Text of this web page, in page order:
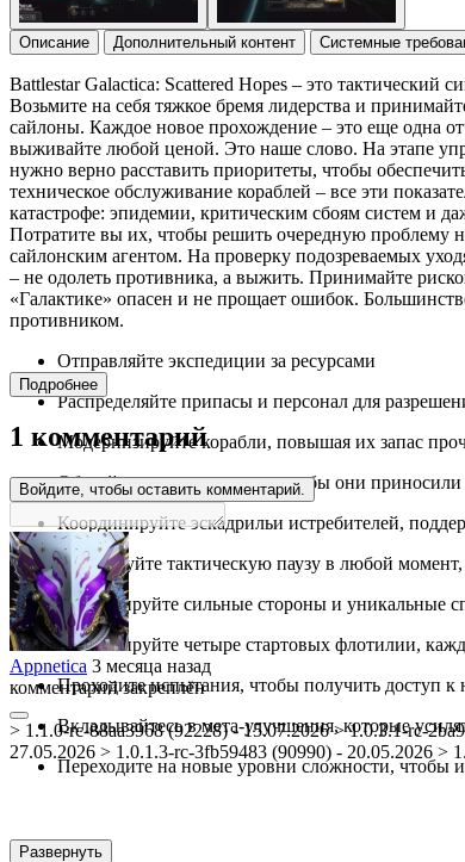
Описание Дополнительный контент Системные
Battlestar Galactica: Scattered Hopes – это
Возьмите на себя тяжкое бремя лидерства и
сайлоны. Каждое новое прохождение – это еще одна
выживайте любой ценой. Это наше слово. На этапе
нужно верно расставить приоритеты, чтобы
техническое обслуживание кораблей – все эти
катастрофе: эпидемии, критическим сбоям систем и
Потратите вы их, чтобы решить очередную проблему
сайлонским агентом. На проверку подозреваемых
– не одолеть противника, а выжить. Принимайте
«Галактике» опасен и не прощает ошибок.
противником.
Отправляйте экспедиции за ресурсами
Распределяйте припасы и персонал для
Модернизируйте корабли, повышая их запас
Обучайте членов экипажа, чтобы они
Координируйте эскадрильи истребителей,
Используйте тактическую паузу в любой
Комбинируйте сильные стороны и уникальные
Разблокируйте четыре стартовых флотилии,
Проходите испытания, чтобы получить доступ
Вкладывайтесь в мета-улучшения, которые
Переходите на новые уровни сложности, чтобы
Подробнее
1 комментарий
Войдите, чтобы оставить комментарий.
Appnetica 3 месяца назад
комментарий закреплён
> 1.1.0-rc-88aa3968 (92228) - 15.07.2026 > 1.0.3.1-rc-
27.05.2026 > 1.0.1.3-rc-3fb59483 (90990) - 20.05.2026 >
Развернуть